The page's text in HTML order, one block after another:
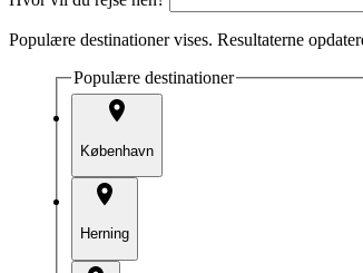
Populære destinationer vises. Resultaterne
Populære destinationer
København
Herning